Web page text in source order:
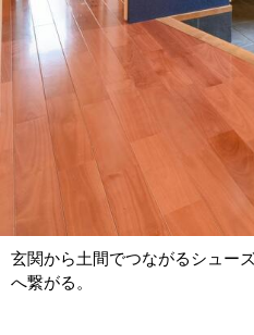
玄関から土間でつながるシュー
へ繋がる。